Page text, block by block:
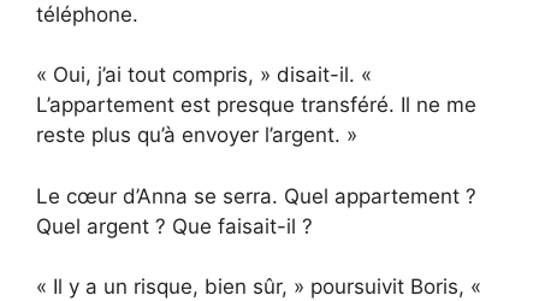
téléphone.
« Oui, j’ai tout compris, » disait-il. «
L’appartement est presque transféré. Il ne me
reste plus qu’à envoyer l’argent. »
Le cœur d’Anna se serra. Quel appartement ?
Quel argent ? Que faisait-il ?
« Il y a un risque, bien sûr, » poursuivit Boris, «